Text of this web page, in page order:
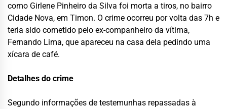
como Girlene Pinheiro da Silva foi morta a tiros, no bairro
Cidade Nova, em Timon. O crime ocorreu por volta das 7h e
teria sido cometido pelo ex-companheiro da vítima,
Fernando Lima, que apareceu na casa dela pedindo uma
xícara de café.
Detalhes do crime
Segundo informações de testemunhas repassadas à